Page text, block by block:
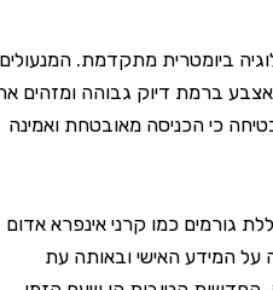
מתקדמת. המנעולים
ברמת דיוק גבוהה ומזהים את
הכניסה מאובטחת ואמינה
כמו קרני אינפרא אדום
האישי ובאותה עת